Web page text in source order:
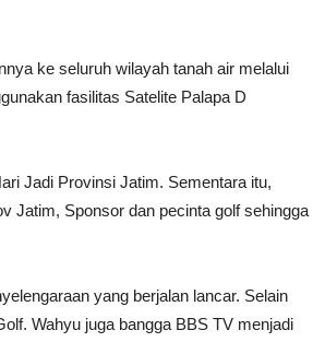
ke seluruh wilayah tanah air melalui
fasilitas Satelite Palapa D
Jadi Provinsi Jatim. Sementara itu,
Jatim, Sponsor dan pecinta golf sehingga
yang berjalan lancar. Selain
Wahyu juga bangga BBS TV menjadi